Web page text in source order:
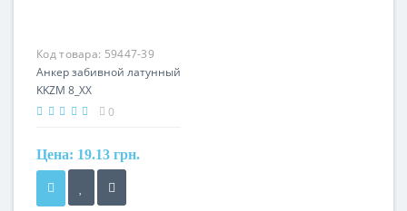
Код товара: 59447-39
Анкер забивной латунный
KKZM 8_XX
0
Цена: 19.13 грн.